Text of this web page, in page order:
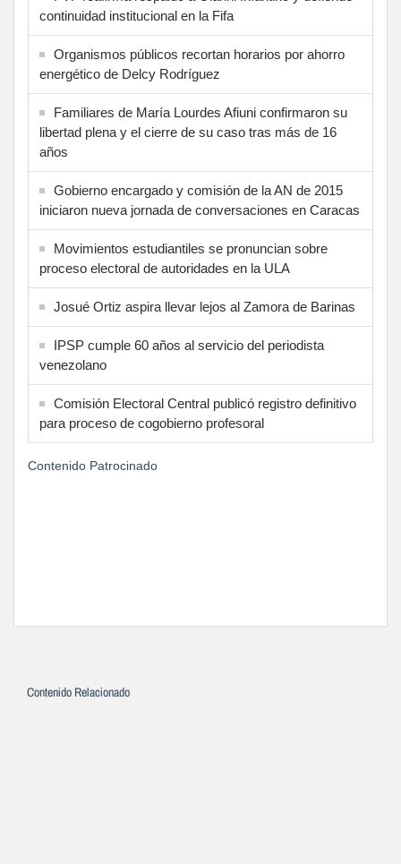
continuidad institucional en la Fifa
Organismos públicos recortan horarios por ahorro
energético de Delcy Rodríguez
Familiares de María Lourdes Afiuni confirmaron su
libertad plena y el cierre de su caso tras más de 16
años
Gobierno encargado y comisión de la AN de 2015
iniciaron nueva jornada de conversaciones en Caracas
Movimientos estudiantiles se pronuncian sobre
proceso electoral de autoridades en la ULA
Josué Ortiz aspira llevar lejos al Zamora de Barinas
IPSP cumple 60 años al servicio del periodista
venezolano
Comisión Electoral Central publicó registro definitivo
para proceso de cogobierno profesoral
Contenido Patrocinado
Contenido Relacionado